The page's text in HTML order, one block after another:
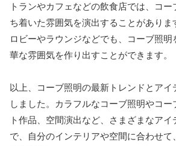
トランやカフェなどの飲食店では、コ
ち着いた雰囲気を演出することがあり
ロビーやラウンジなどでも、コーブ照明
華な雰囲気を作り出すことができます。
以上、コーブ照明の最新トレンドとアイ
しました。カラフルなコーブ照明やコ
ト作品、空間演出など、さまざまなア
で、自分のインテリアや空間に合わせて